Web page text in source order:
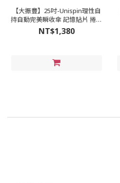
【大振豐】25吋-Unispin理性自
持自動完美瞬收傘 記憶貼片 捲收
傘 秒收傘 US-U005
NT$1,380